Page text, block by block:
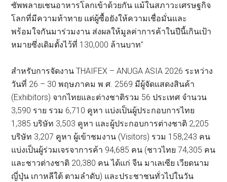
ซัพพลายเชนอาหารโลกเข้าด้วยกัน แม้ในสภาวะเศรษฐกิจ
โลกที่มีความท้าทาย แต่ผู้ซื้อยังให้ความเชื่อมั่นและ
พร้อมใจกันมาร่วมงาน ส่งผลให้มูลค่าการค้าในปีนี้เกินเป้า
หมายซึ่งเดิมตั้งไว้ที่ 130,000 ล้านบาท”
สำหรับการจัดงาน THAIFEX – ANUGA ASIA 2026 ระหว่าง
วันที่ 26 – 30 พฤษภาคม พ.ศ. 2569 มีผู้จัดแสดงสินค้า
(Exhibitors) จากไทยและต่างชาติรวม 56 ประเทศ จำนวน
3,590 ราย รวม 6,710 คูหา แบ่งเป็นผู้ประกอบการไทย
1,385 บริษัท 3,503 คูหา และผู้ประกอบการต่างชาติ 2,205
บริษัท 3,207 คูหา ผู้เข้าชมงาน (Visitors) รวม 158,243 คน
แบ่งเป็นผู้ร่วมเจรจาการค้า 94,685 คน (ชาวไทย 74,305 คน
และชาวต่างชาติ 20,380 คน ได้แก่ จีน มาเลเซีย เวียดนาม
ญี่ปุ่น เกาหลีใต้ ตามลำดับ) และประชาชนทั่วไปในวัน